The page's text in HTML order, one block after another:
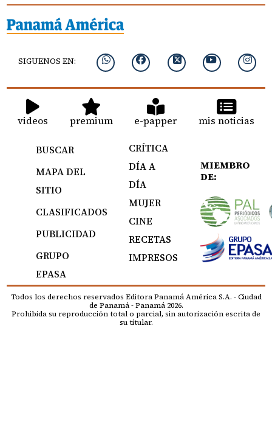
SIGUENOS EN:
videos premium e-papper mis noticias
BUSCAR
MAPA DEL
SITIO
CLASIFICADOS
PUBLICIDAD
GRUPO
EPASA
CRÍTICA
DÍA A
DÍA
MUJER
CINE
RECETAS
IMPRESOS
MIEMBRO
DE:
Todos los derechos reservados Editora Panamá América S.A. - Ciudad
de Panamá - Panamá 2026.
Prohibida su reproducción total o parcial, sin autorización escrita de
su titular.